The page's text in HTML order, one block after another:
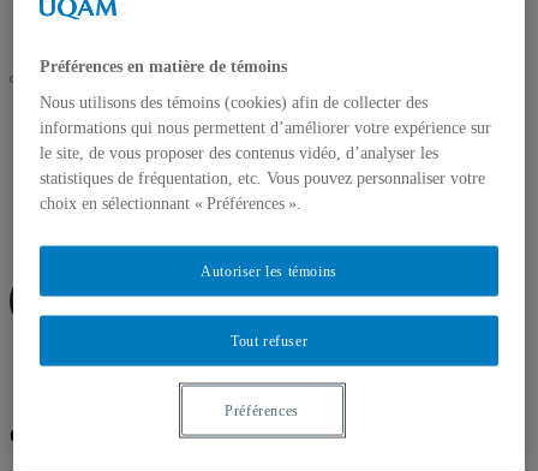
Lien
Spotify
Flux RSSFacebook
UQAM
Collimateur - Veille pédagonumérique
évaluation des apprentissages
Accueil
Infolettre
Site enseigner
Lien
Spotify
Flux RSSFacebook
LinkedIn
Bluesky
évaluation des apprentissages
Préférences en matière de témoins
Nous utilisons des témoins (cookies) afin de collecter des
informations qui nous permettent d’améliorer votre expérience sur
le site, de vous proposer des contenus vidéo, d’analyser les
statistiques de fréquentation, etc. Vous pouvez personnaliser votre
choix en sélectionnant « Préférences ».
Tout refuser
Autoriser les témoins
Préférences